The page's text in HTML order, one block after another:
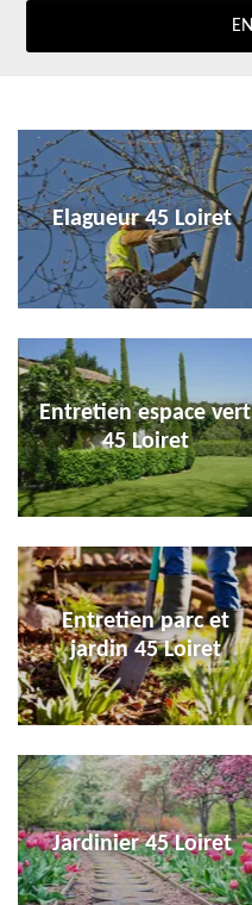
Elagueur 45 Loiret
Entretien espace vert
45 Loiret
Entretien parc et
jardin 45 Loiret
Jardinier 45 Loiret